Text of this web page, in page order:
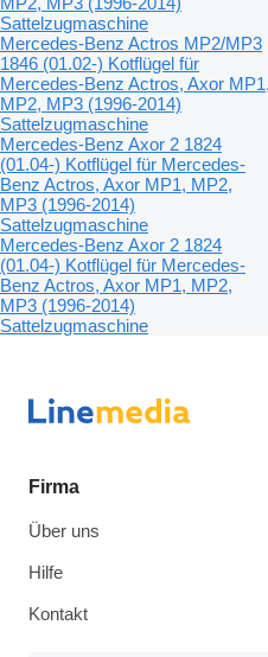
Sattelzugmaschine
Mercedes-Benz Actros MP2/MP3
1846 (01.02-) Kotflügel für
Mercedes-Benz Actros, Axor MP1,
MP2, MP3 (1996-2014)
Sattelzugmaschine
Mercedes-Benz Axor 2 1824
(01.04-) Kotflügel für Mercedes-
Benz Actros, Axor MP1, MP2,
MP3 (1996-2014)
Sattelzugmaschine
Mercedes-Benz Axor 2 1824
(01.04-) Kotflügel für Mercedes-
Benz Actros, Axor MP1, MP2,
MP3 (1996-2014)
Sattelzugmaschine
Firma
Über uns
Hilfe
Kontakt